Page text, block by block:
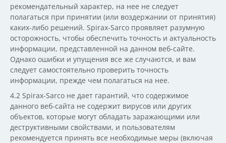
рекомендательный характер, на нее не следует
полагаться при принятии (или воздержании от принятия)
каких-либо решений. Spirax-Sarco проявляет разумную
осторожность, чтобы обеспечить точность и актуальность
информации, представленной на данном веб-сайте.
Однако ошибки и упущения все же случаются, и вам
следует самостоятельно проверить точность
информации, прежде чем полагаться на нее.
4.2 Spirax-Sarco не дает гарантий, что содержимое
данного веб-сайта не содержит вирусов или других
объектов, которые могут обладать заражающими или
деструктивными свойствами, и пользователям
рекомендуется принять все необходимые меры (включая